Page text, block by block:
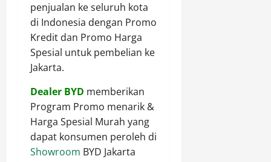
penjualan ke seluruh kota
di Indonesia dengan Promo
Kredit dan Promo Harga
Spesial untuk pembelian ke
Jakarta.
Dealer BYD memberikan
Program Promo menarik &
Harga Spesial Murah yang
dapat konsumen peroleh di
Showroom BYD Jakarta